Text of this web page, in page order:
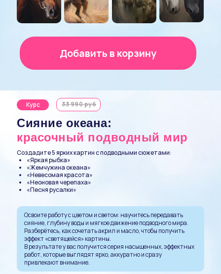
Добавить в корзину
Сияние океана:
красочный подводный мир
Создадите 5 ярких картин с подводными сюжетами:
«Яркая рыбка»
«Жемчужина океана»
«Невесомая красота»
«Неоновая черепаха»
«Песня русалки»
Освоите работу с цветом и светом: научитесь передавать
сияние, глубину воды и мягкое движение подводного мира.
Разберётесь, как сочетать акрил и масло, чтобы получить
эффект «светящейся» картины.
В результате у вас получится серия насыщенных, эффектных
работ, которые выглядят ярко, аккуратно и сразу
привлекают внимание.
Курс 33 990 руб